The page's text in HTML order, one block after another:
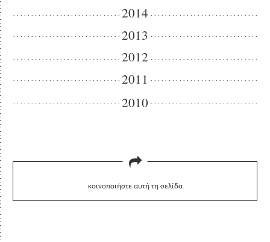
2014
2013
2012
2011
2010
κοινοποιήστε αυτή τη σελίδα